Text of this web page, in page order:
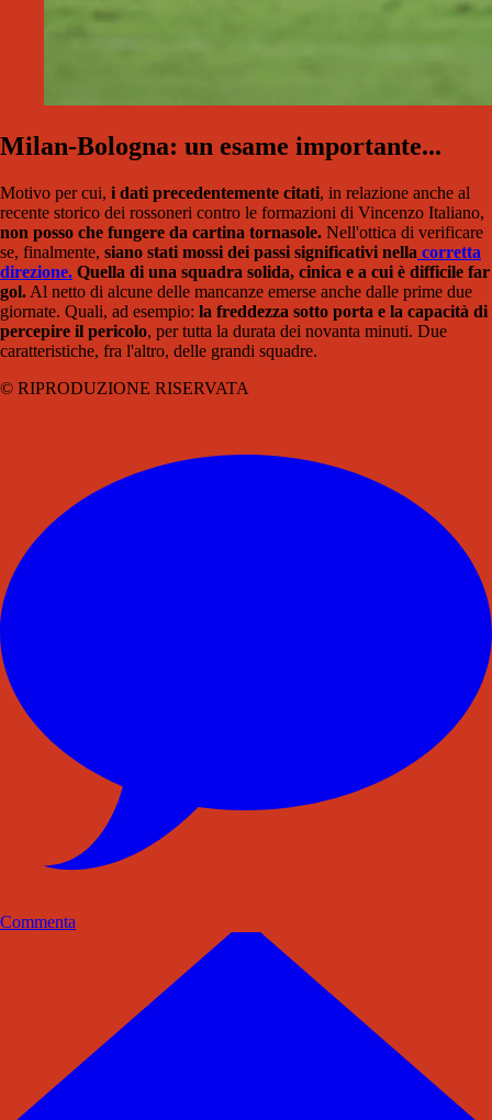
Milan-Bologna: un esame importante...
Motivo per cui, i dati precedentemente citati, in relazione anche al
recente storico dei rossoneri contro le formazioni di Vincenzo Italiano,
non posso che fungere da cartina tornasole. Nell'ottica di verificare
se, finalmente, siano stati mossi dei passi significativi nella corretta
direzione. Quella di una squadra solida, cinica e a cui è difficile far
gol. Al netto di alcune delle mancanze emerse anche dalle prime due
giornate. Quali, ad esempio: la freddezza sotto porta e la capacità di
percepire il pericolo, per tutta la durata dei novanta minuti. Due
caratteristiche, fra l'altro, delle grandi squadre.
© RIPRODUZIONE RISERVATA
Commenta